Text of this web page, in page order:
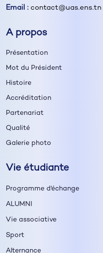
Email : contact@uas.ens.tn
A propos
Présentation
Mot du Président
Histoire
Accréditation
Partenariat
Qualité
Galerie photo
Vie étudiante
Programme d'échange
ALUMNI
Vie associative
Sport
Alternance